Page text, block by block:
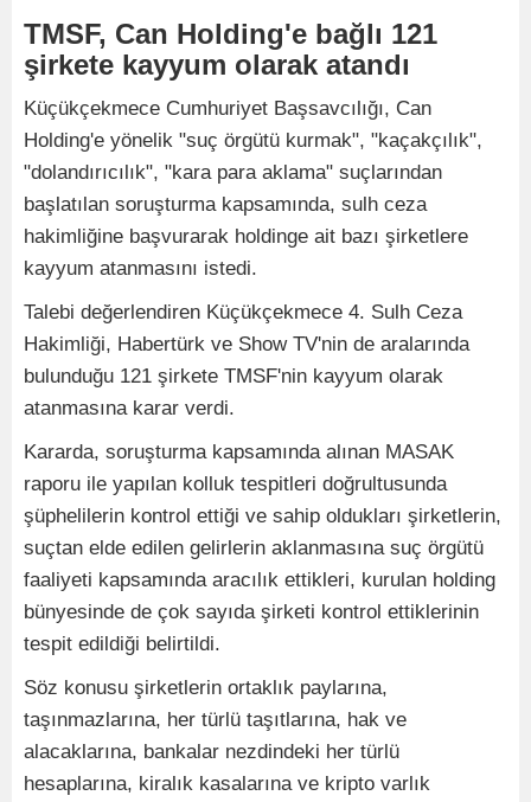
TMSF, Can Holding'e bağlı 121
şirkete kayyum olarak atandı
Küçükçekmece Cumhuriyet Başsavcılığı, Can
Holding'e yönelik "suç örgütü kurmak", "kaçakçılık",
"dolandırıcılık", "kara para aklama" suçlarından
başlatılan soruşturma kapsamında, sulh ceza
hakimliğine başvurarak holdinge ait bazı şirketlere
kayyum atanmasını istedi.
Talebi değerlendiren Küçükçekmece 4. Sulh Ceza
Hakimliği, Habertürk ve Show TV'nin de aralarında
bulunduğu 121 şirkete TMSF'nin kayyum olarak
atanmasına karar verdi.
Kararda, soruşturma kapsamında alınan MASAK
raporu ile yapılan kolluk tespitleri doğrultusunda
şüphelilerin kontrol ettiği ve sahip oldukları şirketlerin,
suçtan elde edilen gelirlerin aklanmasına suç örgütü
faaliyeti kapsamında aracılık ettikleri, kurulan holding
bünyesinde de çok sayıda şirketi kontrol ettiklerinin
tespit edildiği belirtildi.
Söz konusu şirketlerin ortaklık paylarına,
taşınmazlarına, her türlü taşıtlarına, hak ve
alacaklarına, bankalar nezdindeki her türlü
hesaplarına, kiralık kasalarına ve kripto varlık